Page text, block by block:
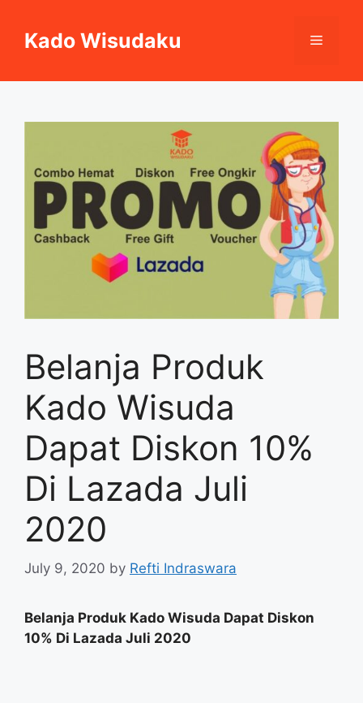
contentKado Wisudaku Menu
Belanja Produk
Kado Wisuda
Dapat Diskon 10%
Di Lazada Juli
2020
July 9, 2020 by Refti Indraswara
Belanja Produk Kado Wisuda Dapat Diskon
10% Di Lazada Juli 2020